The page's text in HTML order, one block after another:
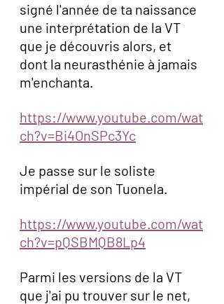
signé l'année de ta naissance
une interprétation de la VT
que je découvris alors, et
dont la neurasthénie à jamais
m'enchanta.
https://www.youtube.com/wat
ch?v=Bi4OnSPc3Yc
Je passe sur le soliste
impérial de son Tuonela.
https://www.youtube.com/wat
ch?v=pQSBMQB8Lp4
Parmi les versions de la VT
que j'ai pu trouver sur le net,